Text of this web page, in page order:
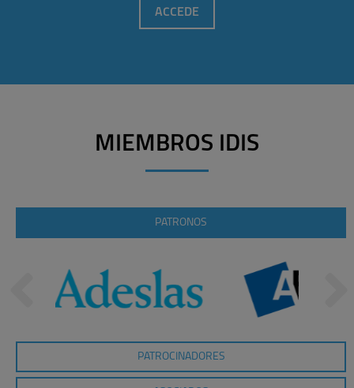
ACCEDE
MIEMBROS IDIS
PATRONOS
PATROCINADORES